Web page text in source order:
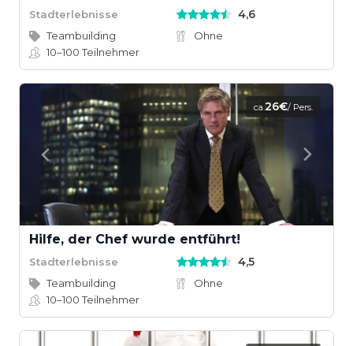
Stadterlebnisse 4,6
Teambuilding
Ohne
10–100Teilnehmer
ca.26€/ Pers.
Hilfe, der Chef wurde entführt!
Stadterlebnisse 4,5
Teambuilding
Ohne
10–100Teilnehmer